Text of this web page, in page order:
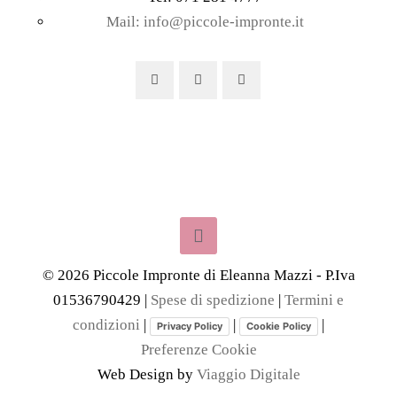
Mail: info@piccole-impronte.it
© 2026 Piccole Impronte di Eleanna Mazzi - P.Iva
01536790429 | Spese di spedizione | Termini e
condizioni | Privacy Policy | Cookie Policy
|
Preferenze Cookie
Web Design by Viaggio Digitale